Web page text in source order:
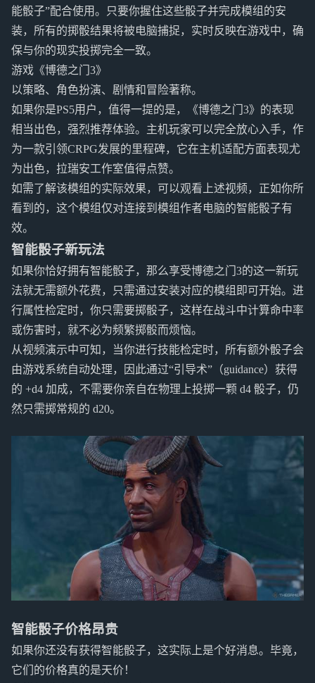
能骰子”配合使用。只要你握住这些骰子并完成模组的安
装，所有的掷骰结果将被电脑捕捉，实时反映在游戏中，确
保与你的现实投掷完全一致。
游戏《博德之门3》
以策略、角色扮演、剧情和冒险著称。
如果你是PS5用户，值得一提的是，《博德之门3》的表现
相当出色，强烈推荐体验。主机玩家可以完全放心入手，作
为一款引领CRPG发展的里程碑，它在主机适配方面表现尤
为出色，拉瑞安工作室值得点赞。
如需了解该模组的实际效果，可以观看上述视频，正如你所
看到的，这个模组仅对连接到模组作者电脑的智能骰子有
效。
智能骰子新玩法
如果你恰好拥有智能骰子，那么享受博德之门3的这一新玩
法就无需额外花费，只需通过安装对应的模组即可开始。进
行属性检定时，你只需要掷骰子，这样在战斗中计算命中率
或伤害时，就不必为频繁掷骰而烦恼。
从视频演示中可知，当你进行技能检定时，所有额外骰子会
由游戏系统自动处理，因此通过“引导术”（guidance）获得
的 +d4 加成，不需要你亲自在物理上投掷一颗 d4 骰子，仍
然只需掷常规的 d20。
智能骰子价格昂贵
如果你还没有获得智能骰子，这实际上是个好消息。毕竟，
它们的价格真的是天价！